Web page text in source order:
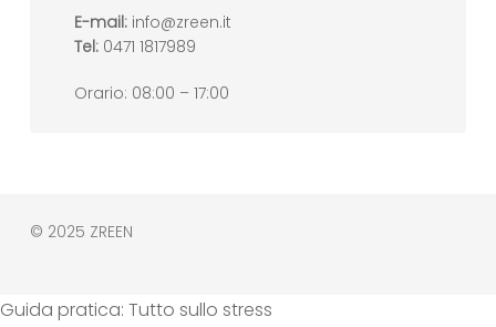
E-mail: info@zreen.it
Tel: 0471 1817989
Orario: 08:00 – 17:00
© 2025 ZREEN
Guida pratica: Tutto sullo stress